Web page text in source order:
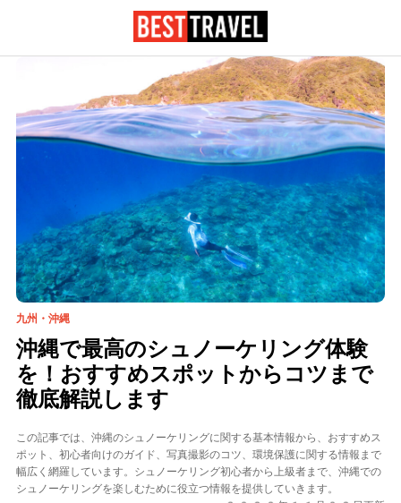
九州・沖縄
沖縄で最高のシュノーケリング体験
を！おすすめスポットからコツまで
徹底解説します
この記事では、沖縄のシュノーケリングに関する基本情報から、おすすめス
ポット、初心者向けのガイド、写真撮影のコツ、環境保護に関する情報まで
幅広く網羅しています。シュノーケリング初心者から上級者まで、沖縄での
シュノーケリングを楽しむために役立つ情報を提供していきます。